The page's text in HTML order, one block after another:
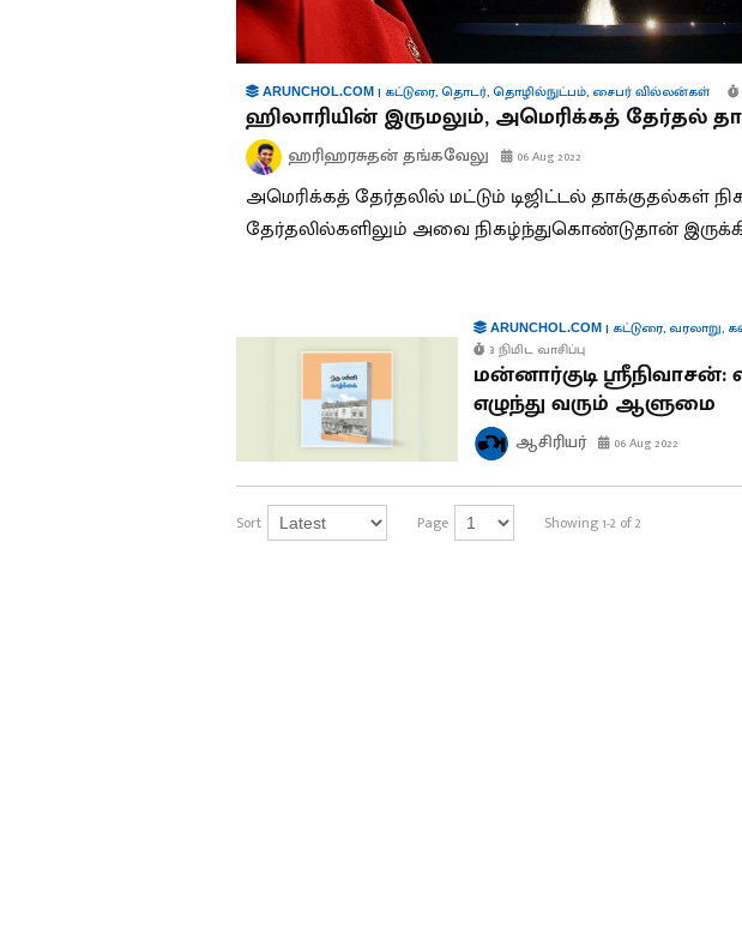
ARUNCHOL.COM | கட்டுரை,தொடர்,தொழில்நுட்பம், சைபர் வில்லன்கள்
ஹிலாரியின் இருமலும், அமெரிக்கத் தேர்தல்
ஹரிஹரசுதன் தங்கவேலு 06 Aug 2022
அமெரிக்கத் தேர்தலில் மட்டும் டிஜிட்டல் தாக்குதல்கள்
தேர்தலில்களிலும் அவை நிகழ்ந்துகொண்டுதான்
ARUNCHOL.COM| கட்டுரை, வரலாறு,
3 நிமிட வாசிப்பு
மன்னார்குடி ஸ்ரீநிவாசன்:
எழுந்து வரும் ஆளுமை
ஆசிரியர் 06 Aug 2022
Sort Page Showing 1-2 of 2